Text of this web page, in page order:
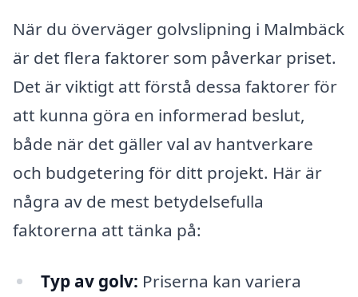
När du överväger golvslipning i Malmbäck
är det flera faktorer som påverkar priset.
Det är viktigt att förstå dessa faktorer för
att kunna göra en informerad beslut,
både när det gäller val av hantverkare
och budgetering för ditt projekt. Här är
några av de mest betydelsefulla
faktorerna att tänka på:
Typ av golv: Priserna kan variera